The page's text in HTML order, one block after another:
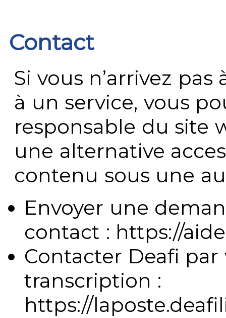
Contact
Si vous n’arrivez
à un service, vous
responsable du site
une alternative
contenu sous une
Envoyer une
contact : https://
Contacter Deafi
transcription :
https://